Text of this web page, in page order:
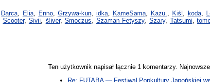
Darca, Elia, Enno, Grzywa-kun, idka, KameSama, Kazu., Kiśl , koda,
Scooter,Sivii, śliver,Smoczus, Szaman Fetyszy, Szary, Tatsumi,
Ten użytkownik napisał łącznie 1 komentarzy.
Re: FUTABA — Festiwal Popkultury Japońskiej